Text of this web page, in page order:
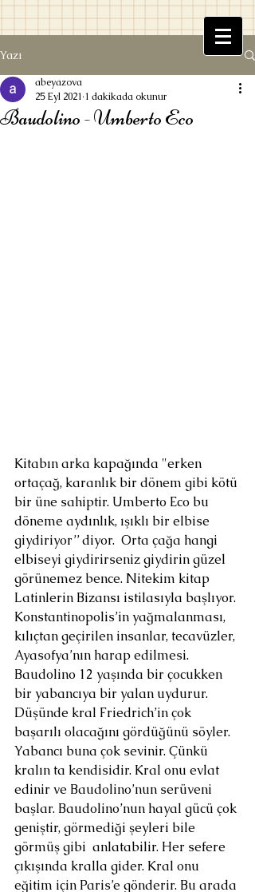
Beyaz Kitaplık
Yazı
Baudolino - Umberto Eco
abeyazova
25 Eyl 2021 1 dakikada okunur
Kitabın arka kapağında "erken
ortaçağ, karanlık bir dönem gibi kötü
bir üne sahiptir. Umberto Eco bu
döneme aydınlık, ışıklı bir elbise
giydiriyor’’ diyor.  Orta çağa hangi
elbiseyi giydirirseniz giydirin güzel
görünemez bence. Nitekim kitap
Latinlerin Bizansı istilasıyla başlıyor.
Konstantinopolis’in yağmalanması,
kılıçtan geçirilen insanlar, tecavüzler,
Ayasofya’nın harap edilmesi.
Baudolino 12 yaşında bir çocukken
bir yabancıya bir yalan uydurur.
Düşünde kral Friedrich’in çok
başarılı olacağını gördüğünü söyler.
Yabancı buna çok sevinir. Çünkü
kralın ta kendisidir. Kral onu evlat
edinir ve Baudolino’nun serüveni
başlar. Baudolino’nun hayal gücü çok
geniştir, görmediği şeyleri bile
görmüş gibi  anlatabilir. Her sefere
çıkışında kralla gider. Kral onu
eğitim için Paris’e gönderir. Bu arada